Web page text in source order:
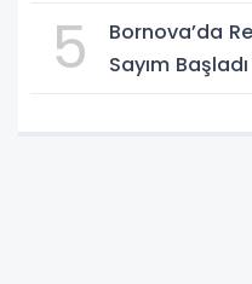
5
Bornova’da
Sayım Başladı